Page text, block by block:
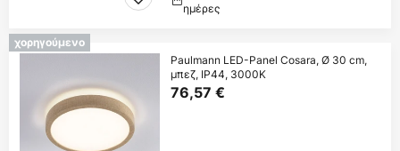
ημέρες
χορηγούμενο
Paulmann LED-Panel Cosara, Ø 30 cm,
μπεζ, IP44, 3000K
76,57 €